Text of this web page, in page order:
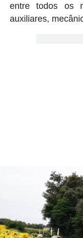
entre todos os
auxiliares,